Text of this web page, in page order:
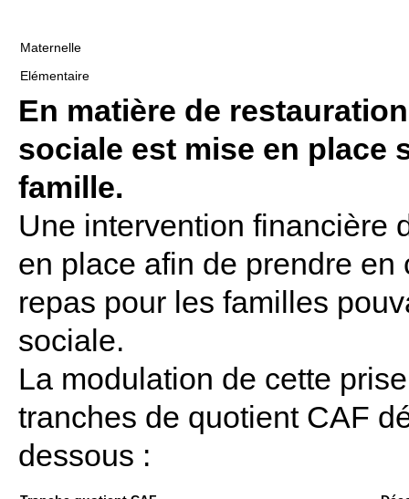
Maternelle
Elémentaire
En matière de
sociale est mise en place
famille.
Une intervention financière
en place afin de prendre
repas pour les familles
sociale.
La modulation de cette
tranches de quotient CAF
dessous :